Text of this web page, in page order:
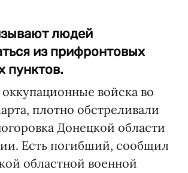
людей
из прифронтовых
пунктов.
войска во
плотно обстреливали
Донецкой области
Есть погибший, сообщил
областной военной